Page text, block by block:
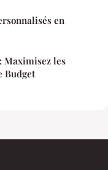
en
Maximisez les
Budget